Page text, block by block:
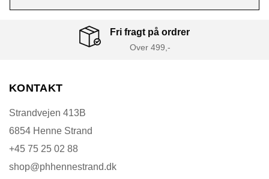
Fri fragt på ordrer
Over 499,-
KONTAKT
Strandvejen 413B
6854 Henne Strand
+45 75 25 02 88
shop@phhennestrand.dk